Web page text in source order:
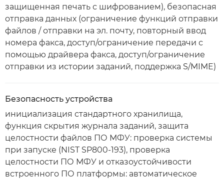
защищенная печать с шифрованием), безопасная
отправка данных (ограничение функций отправки
файлов / отправки на эл. почту, повторный ввод
номера факса, доступ/ограничение передачи с
помощью драйвера факса, доступ/ограничение
отправки из истории заданий, поддержка S/MIME)
Безопасность устройства
инициализация стандартного хранилища,
функция скрытия журнала заданий, защита
целостности файлов ПО МФУ: проверка системы
при запуске (NIST SP800-193), проверка
целостности ПО МФУ и отказоустойчивости
встроенного ПО платформы: автоматическое